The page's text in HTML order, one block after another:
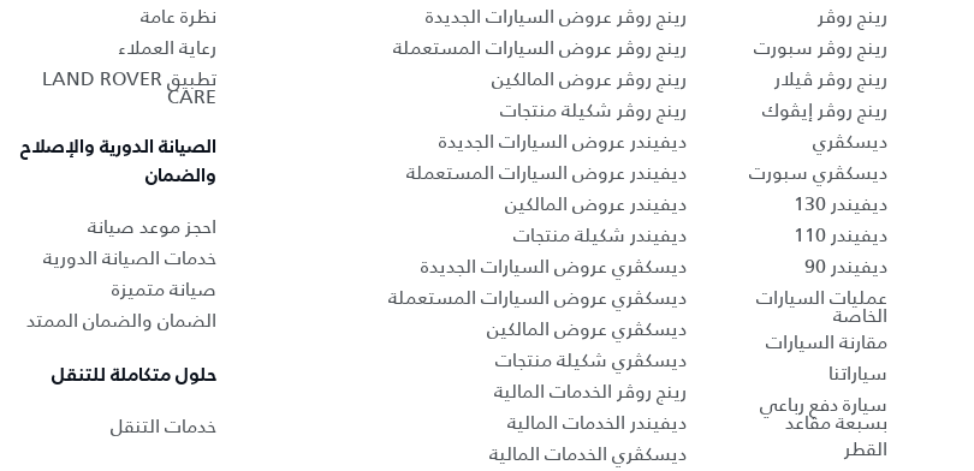
رينج روڤر
رينج روڤر سبورت
رينج روڤر ڤيلار
رينج روڤر إيڤوك
ديسكڤري
ديسكڤري سبورت
ديفيندر 130
ديفيندر 110
ديفيندر 90
عمليات السيارات
الخاصة
مقارنة السيارات
سياراتنا
سيارة دفع رباعي
بسبعة مقاعد
القطر
رينج روڤر عروض السيارات الجديدة
رينج روڤر عروض السيارات المستعملة
رينج روڤر عروض المالكين
رينج روڤر شكيلة منتجات
ديفيندر عروض السيارات الجديدة
ديفيندر عروض السيارات المستعملة
ديفيندر عروض المالكين
ديفيندر شكيلة منتجات
ديسكڤري عروض السيارات الجديدة
ديسكڤري عروض السيارات المستعملة
ديسكڤري عروض المالكين
ديسكڤري شكيلة منتجات
رينج روڤر الخدمات المالية
ديفيندر الخدمات المالية
ديسكڤري الخدمات المالية
نظرة عامة
رعاية العملاء
تطبيق LAND ROVER
CARE
الصيانة الدورية والإصلاح
والضمان
احجز موعد صيانة
خدمات الصيانة الدورية
صيانة متميزة
الضمان والضمان الممتد
حلول متكاملة للتنقل
خدمات التنقل